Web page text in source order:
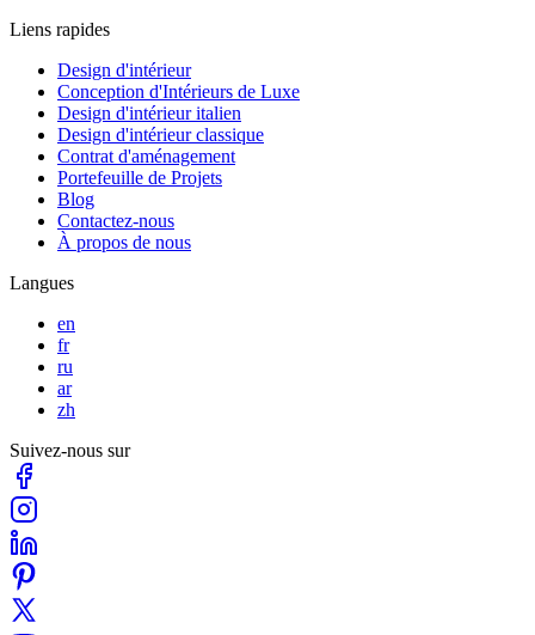
Liens rapides
Design d'intérieur
Conception d'Intérieurs de Luxe
Design d'intérieur italien
Design d'intérieur classique
Contrat d'aménagement
Portefeuille de Projets
Blog
Contactez-nous
À propos de nous
Langues
en
fr
ru
ar
zh
Suivez-nous sur